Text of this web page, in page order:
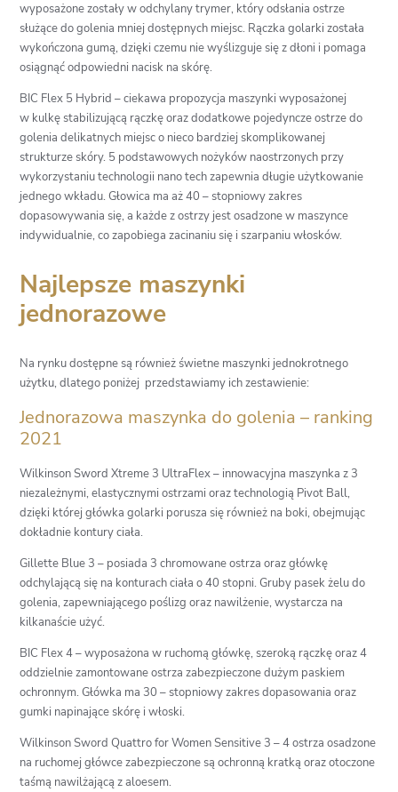
wyposażone zostały w odchylany trymer, który odsłania ostrze
służące do golenia mniej dostępnych miejsc. Rączka golarki została
wykończona gumą, dzięki czemu nie wyślizguje się z dłoni i pomaga
osiągnąć odpowiedni nacisk na skórę.
BIC Flex 5 Hybrid – ciekawa propozycja maszynki wyposażonej
w kulkę stabilizującą rączkę oraz dodatkowe pojedyncze ostrze do
golenia delikatnych miejsc o nieco bardziej skomplikowanej
strukturze skóry. 5 podstawowych nożyków naostrzonych przy
wykorzystaniu technologii nano tech zapewnia długie użytkowanie
jednego wkładu. Głowica ma aż 40 – stopniowy zakres
dopasowywania się, a każde z ostrzy jest osadzone w maszynce
indywidualnie, co zapobiega zacinaniu się i szarpaniu włosków.
Najlepsze maszynki
jednorazowe
Na rynku dostępne są również świetne maszynki jednokrotnego
użytku, dlatego poniżej przedstawiamy ich zestawienie:
Jednorazowa maszynka do golenia – ranking
2021
Wilkinson Sword Xtreme 3 UltraFlex – innowacyjna maszynka z 3
niezależnymi, elastycznymi ostrzami oraz technologią Pivot Ball,
dzięki której główka golarki porusza się również na boki, obejmując
dokładnie kontury ciała.
Gillette Blue 3 – posiada 3 chromowane ostrza oraz główkę
odchylającą się na konturach ciała o 40 stopni. Gruby pasek żelu do
golenia, zapewniającego poślizg oraz nawilżenie, wystarcza na
kilkanaście użyć.
BIC Flex 4 – wyposażona w ruchomą główkę, szeroką rączkę oraz 4
oddzielnie zamontowane ostrza zabezpieczone dużym paskiem
ochronnym. Główka ma 30 – stopniowy zakres dopasowania oraz
gumki napinające skórę i włoski.
Wilkinson Sword Quattro for Women Sensitive 3 – 4 ostrza osadzone
na ruchomej główce zabezpieczone są ochronną kratką oraz otoczone
taśmą nawilżającą z aloesem.